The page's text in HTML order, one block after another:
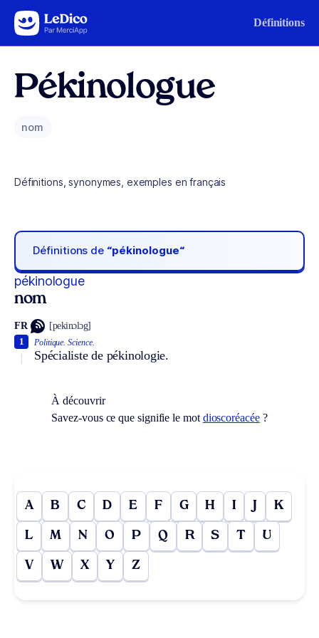
Aller au contenu Définitions
Pékinologue
nom
Définitions, synonymes, exemples en français
Définitions de “pékinologue“
pékinologue
nom
FR [pekinɔlɔg]
Politique. Science.
Spécialiste de pékinologie.
1
À découvrir
Savez-vous ce que signifie le mot dioscoréacée?
A B C D E F G H I J K
L M N O P Q R S T U
V W X Y Z